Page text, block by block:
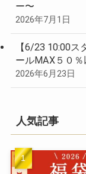
ー〜
2026年7月1日
【6/23 10:00
ールMAX５０
2026年6月23日
人気記事